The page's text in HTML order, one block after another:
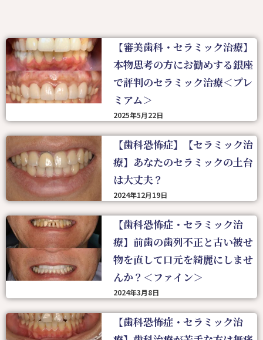
【審美歯科・セラミック治療】
本物思考の方にお勧めする銀座
で評判のセラミック治療＜プレ
ミアム＞
2025年5月22日
【歯科恐怖症】【セラミック治
療】あなたのセラミックの土台
は大丈夫？
2024年12月19日
【歯科恐怖症・セラミック治
療】前歯の歯列不正と古い被せ
物を直して口元を綺麗にしませ
んか？＜ファイン＞
2024年3月8日
【歯科恐怖症・セラミック治